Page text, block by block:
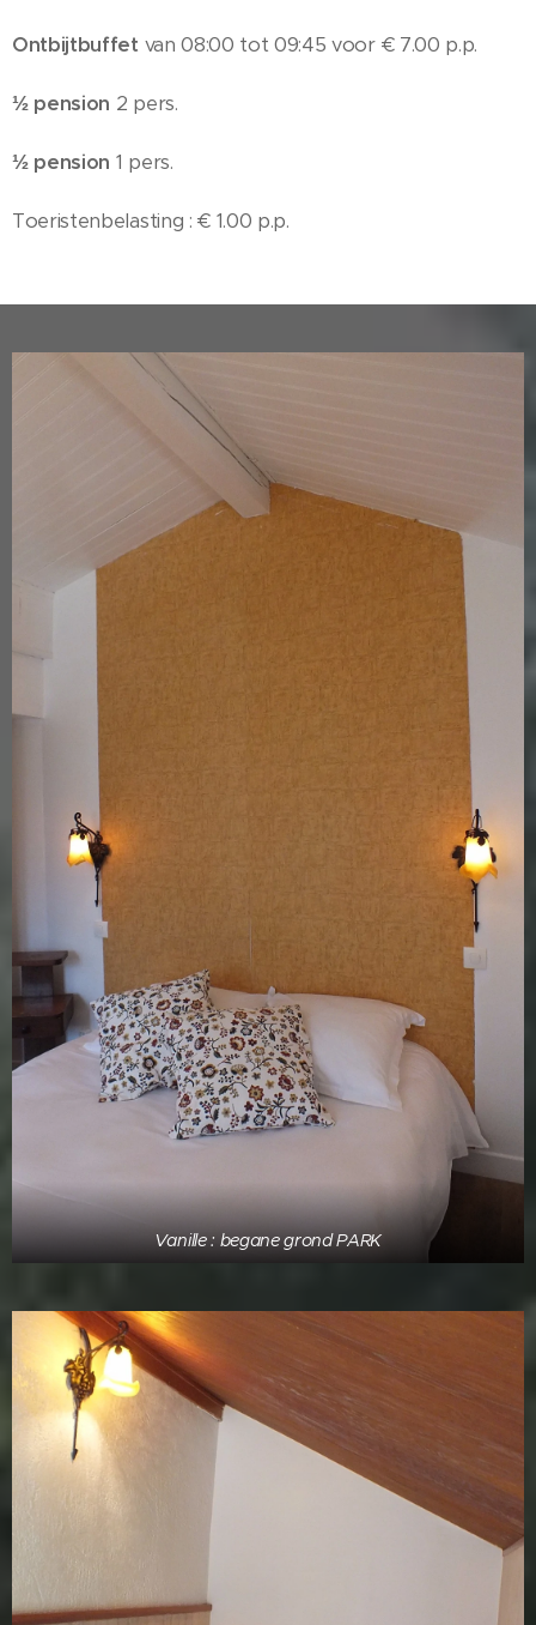
Ontbijtbuffet van 08:00 tot 09:45 voor € 7.00 p.p.
½ pension 2 pers.
½ pension 1 pers.
Toeristenbelasting : € 1.00 p.p.
Vanille : begane grond PARK